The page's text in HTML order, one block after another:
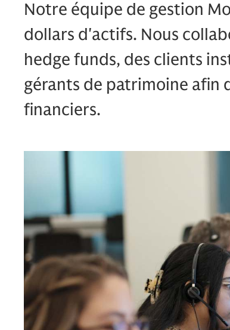
Notre équipe de gestion
dollars d'actifs. Nous
hedge funds, des clients
gérants de patrimoine afin
financiers.